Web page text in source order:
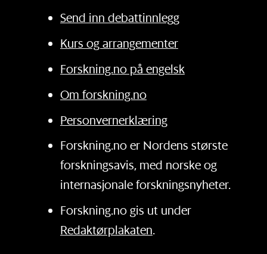
Send inn debattinnlegg
Kurs og arrangementer
Forskning.no på engelsk
Om forskning.no
Personvernerklæring
Forskning.no er Nordens største
forskningsavis, med norske og
internasjonale forskningsnyheter.
Forskning.no gis ut under
Redaktørplakaten.